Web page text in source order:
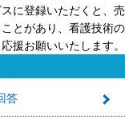
に登録いただくと、売
とがあり、看護技術の
援お願いいたします。
答